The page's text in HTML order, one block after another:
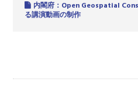
内閣府：Open Geospatial
る講演動画の制作